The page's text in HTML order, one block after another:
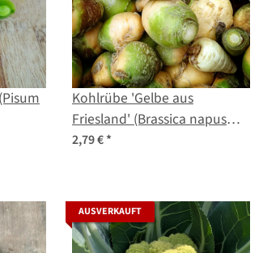
Kohlrübe 'Gelbe aus
Friesland' (Brassica napus
subsp. rapifera) Bio Saatgut
2,79 €*
AUSVERKAUFT